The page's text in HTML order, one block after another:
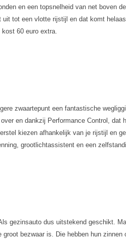
en een topsnelheid van net boven
tot een vlotte rijstijl en dat komt
60 euro extra.
zwaartepunt een fantastische
en dankzij Performance Control,
kiezen afhankelijk van je rijstijl en
grootlichtassistent en een
gezinsauto dus uitstekend geschikt.
bezwaar is. Die hebben hun